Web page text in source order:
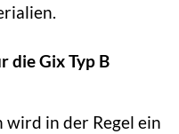
die Gix Typ B
wird in der Regel ein